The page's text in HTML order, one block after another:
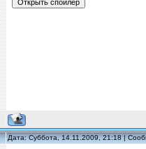
Дата: Суббота, 14.11.2009, 21:18 |